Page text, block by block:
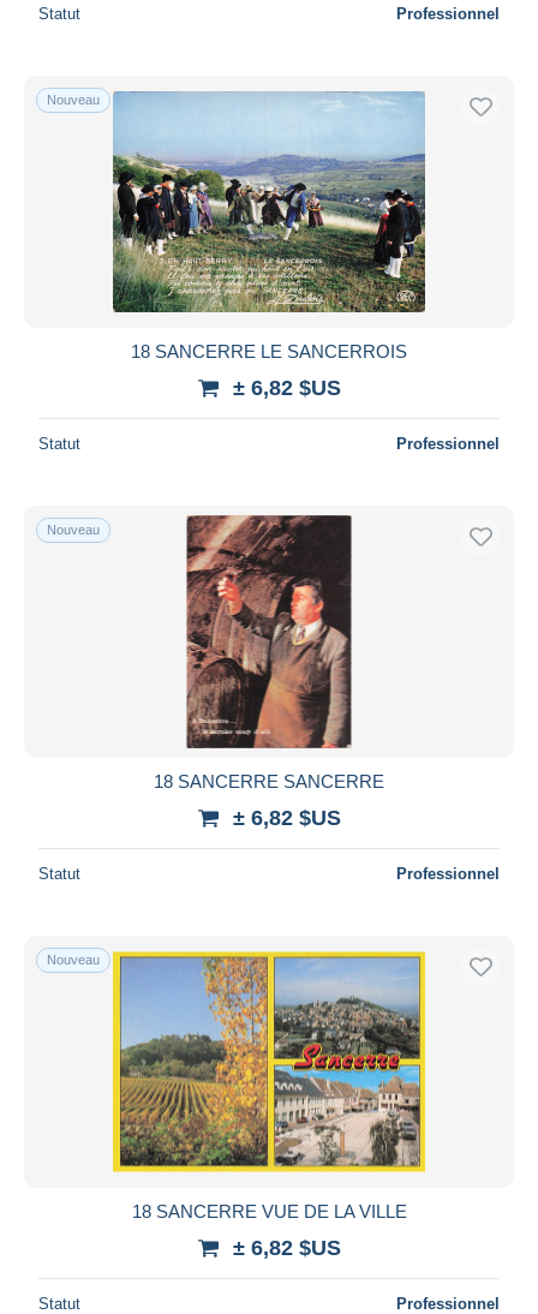
Statut Professionnel
Nouveau
18 SANCERRE LE SANCERROIS
± 6,82 $US
Statut Professionnel
Nouveau
18 SANCERRE SANCERRE
± 6,82 $US
Statut Professionnel
Nouveau
18 SANCERRE VUE DE LA VILLE
± 6,82 $US
Statut Professionnel